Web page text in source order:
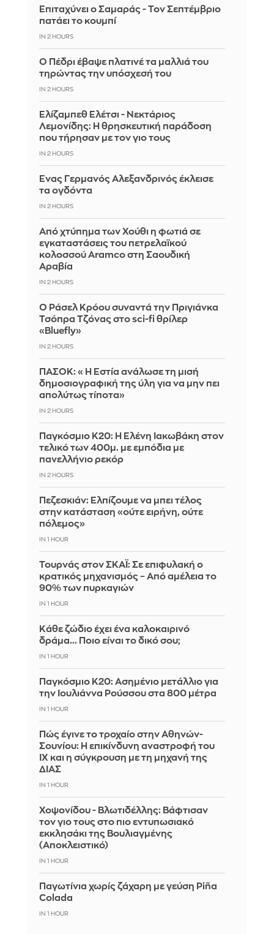
Επιταχύνει ο Σαμαράς - Τον Σεπτέμβριο
πατάει το κουμπί
IN 2 HOURS
Ο Πέδρι έβαψε πλατινέ τα μαλλιά του
τηρώντας την υπόσχεσή του
IN 2 HOURS
Ελίζαμπεθ Ελέτσι - Νεκτάριος
Λεμονίδης: Η θρησκευτική παράδοση
που τήρησαν με τον γιο τους
IN 2 HOURS
Ένας Γερμανός Αλεξανδρινός έκλεισε
τα ογδόντα
IN 2 HOURS
Από χτύπημα των Χούθι η φωτιά σε
εγκαταστάσεις του πετρελαϊκού
κολοσσού Aramco στη Σαουδική
Αραβία
IN 2 HOURS
Ο Ράσελ Κρόου συναντά την Πριγιάνκα
Τσόπρα Τζόνας στο sci-fi θρίλερ
«Bluefly»
IN 2 HOURS
ΠΑΣΟΚ: «Η Εστία ανάλωσε τη μισή
δημοσιογραφική της ύλη για να μην πει
απολύτως τίποτα»
IN 2 HOURS
Παγκόσμιο Κ20: Η Ελένη Ιακωβάκη στον
τελικό των 400μ. με εμπόδια με
πανελλήνιο ρεκόρ
IN 2 HOURS
Πεζεσκιάν: Ελπίζουμε να μπει τέλος
στην κατάσταση «ούτε ειρήνη, ούτε
πόλεμος»
IN 1 HOUR
Τουρνάς στον ΣΚΑΪ: Σε επιφυλακή ο
κρατικός μηχανισμός – Από αμέλεια το
90% των πυρκαγιών
IN 1 HOUR
Κάθε ζώδιο έχει ένα καλοκαιρινό
δράμα... Ποιο είναι το δικό σου;
IN 1 HOUR
Παγκόσμιο Κ20: Ασημένιο μετάλλιο για
την Ιουλιάννα Ρούσσου στα 800 μέτρα
IN 1 HOUR
Πώς έγινε το τροχαίο στην Αθηνών-
Σουνίου: Η επικίνδυνη αναστροφή του
ΙΧ και η σύγκρουση με τη μηχανή της
ΔΙΑΣ
IN 1 HOUR
Χοψονίδου - Βλωτιδέλλης: Βάφτισαν
τον γιο τους στο πιο εντυπωσιακό
εκκλησάκι της Βουλιαγμένης
(Αποκλειστικό)
IN 1 HOUR
Παγωτίνια χωρίς ζάχαρη με γεύση Piña
Colada
IN 1 HOUR